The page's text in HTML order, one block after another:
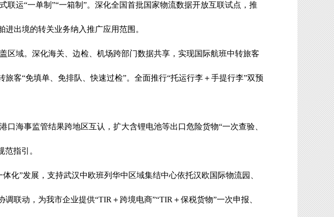
联运“一单制 ”“一箱制 ”。深化全国首批国家物流数据开放互联试点，推
出境的转关业务纳入推广应用范围。
区域。深化海关、边检、机场跨部门数据共享，实现国际航班中转旅客
旅客“免填单、免排队、快速过检”。全面推行“托运行李＋手提行李”双预
口海事监管结果跨地区互认，扩大含锂电池等出口危险货物“一次查验、
范指引。
体化”发展，支持武汉中欧班列华中区域集结中心依托汉欧国际物流园、
调联动，为我市企业提供“TIR ＋跨境电商”“TIR ＋保税货物”一次申报、